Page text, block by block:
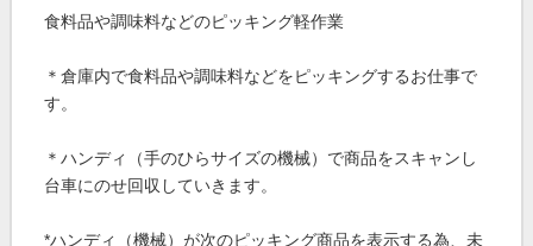
食料品や調味料などのピッキング軽作業
＊倉庫内で食料品や調味料などをピッキングするお仕事で
す。
＊ハンディ（手のひらサイズの機械）で商品をスキャンし
台車にのせ回収していきます。
*ハンディ（機械）が次のピッキング商品を表示する為、未